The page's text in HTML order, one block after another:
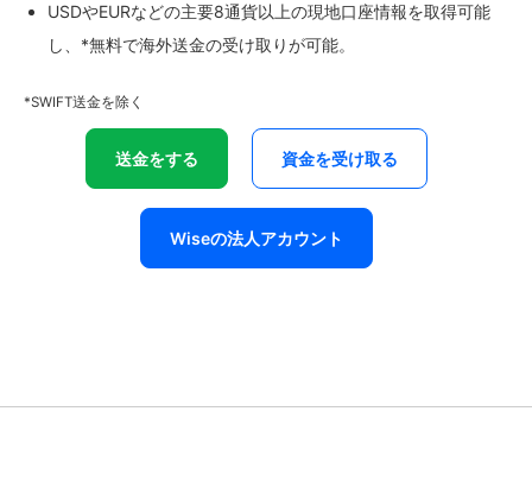
USDやEURなどの主要8通貨以上の現地口座情報を取得可能
し、*無料で海外送金の受け取りが可能。
*SWIFT送金を除く
送金をする 資金を受け取る
Wiseの法人アカウント